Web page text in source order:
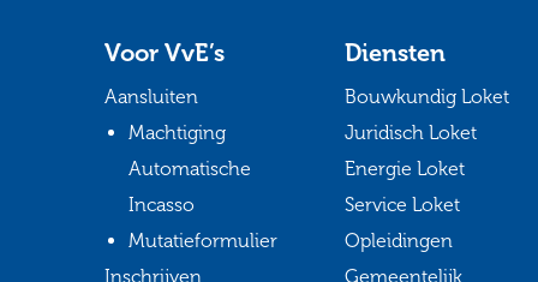
Voor VvE’s
Aansluiten
Machtiging
Automatische
Incasso
Mutatieformulier
Inschrijven
Diensten
Bouwkundig Loket
Juridisch Loket
Energie Loket
Service Loket
Opleidingen
Gemeentelijk